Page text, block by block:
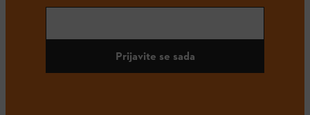
Prijavite se sada